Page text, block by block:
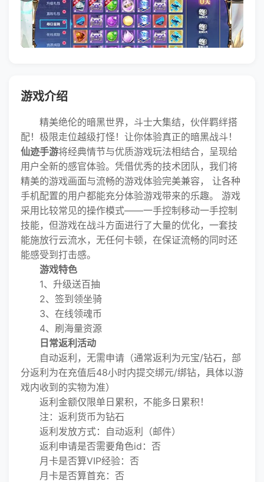
游戏介绍
精美绝伦的暗黑世界，斗士大集结，伙伴羁绊搭
配！极限走位越级打怪！让你体验真正的暗黑战斗！
仙迹手游将经典情节与优质游戏玩法相结合，呈现给
用户全新的感官体验。凭借优秀的技术团队，我们将
精美的游戏画面与流畅的游戏体验完美兼容， 让各种
手机配置的用户都能充分体验游戏带来的乐趣。 游戏
采用比较常见的操作模式——一手控制移动一手控制
技能，但游戏在战斗方面进行了大量的优化，一套技
能施放行云流水，无任何卡顿，在保证流畅的同时还
能感受到打击感。
游戏特色
1、升级送百抽
2、签到领坐骑
3、在线领魂币
4、刷海量资源
日常返利活动
自动返利，无需申请（通常返利为元宝/钻石，部
分返利为在充值后48小时内提交绑元/绑钻，具体以游
戏内收到的实物为准）
返利金额仅限单日累积，不能多日累积！
注：返利货币为钻石
返利发放方式：自动返利（邮件）
返利申请是否需要角色id：否
月卡是否算VIP经验：否
月卡是否算首充：否